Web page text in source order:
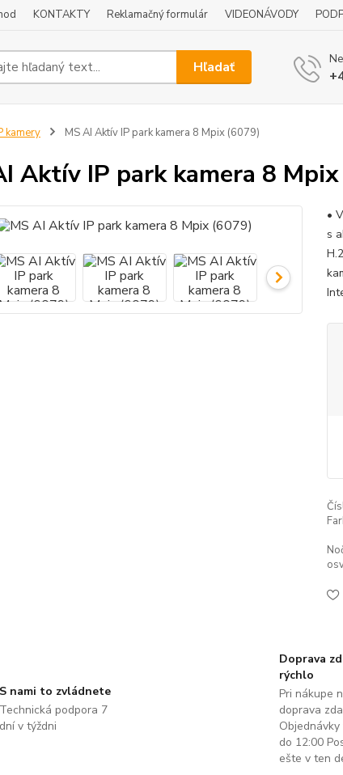
KONTAKTY Reklamačný formulár VIDEONÁVODY
Hľadať
kamery MS AI Aktív IP park kamera 8 Mpix (6079)
Aktív IP park kamera 8
•
s
nami to zvládnete
podpora 7
v týždni
Doprava
rýchlo
Pri nákupe
doprava
do 12:00
ešte v ten